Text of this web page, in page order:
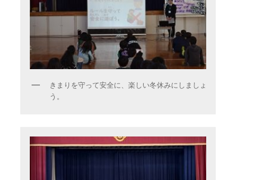
きまりを守って安全に、楽しい冬休みにしましょ
う。